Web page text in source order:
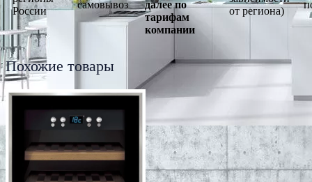
России
самовывоз
далее по
тарифам
компании
от региона)
Похожие товары